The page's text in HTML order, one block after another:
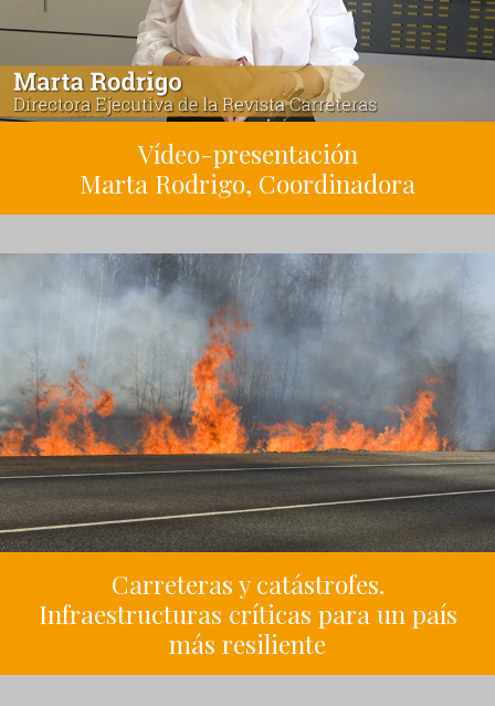
Vídeo-presentación
Marta Rodrigo, Coordinadora
Carreteras y catástrofes.
Infraestructuras críticas para un país
más resiliente